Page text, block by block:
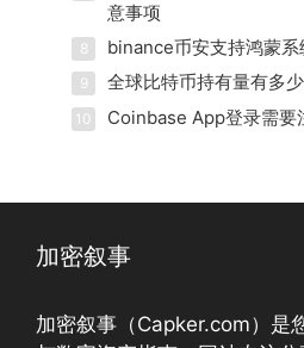
意事项
8 binance币安支持鸿蒙系
9 全球比特币持有量有多少
10 Coinbase App登录需要
加密叙事
加密叙事（Capker.com）是